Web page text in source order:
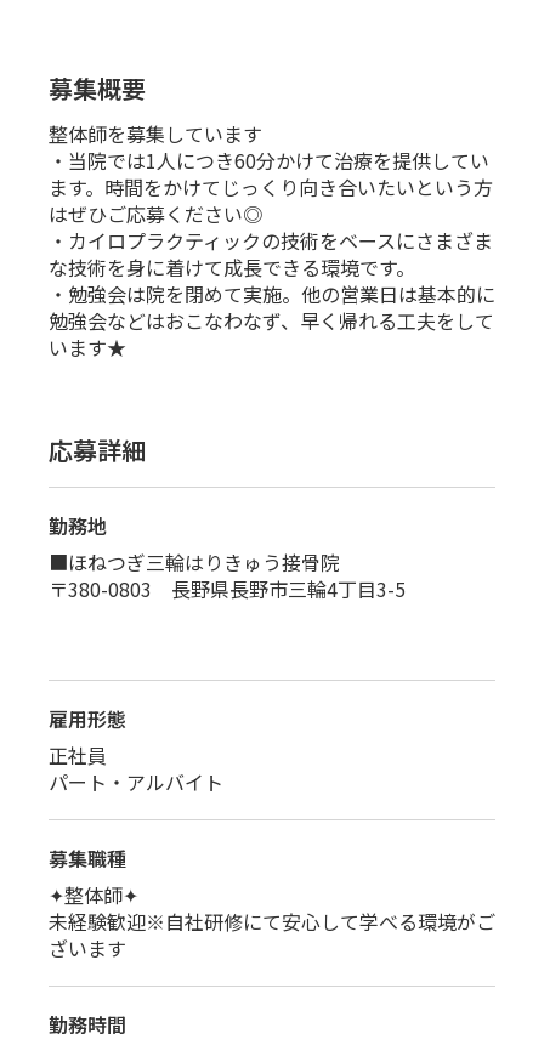
募集概要
整体師を募集しています
・当院では1人につき60分かけて治療を提供してい
ます。時間をかけてじっくり向き合いたいという方
はぜひご応募ください◎
・カイロプラクティックの技術をベースにさまざま
な技術を身に着けて成長できる環境です。
・勉強会は院を閉めて実施。他の営業日は基本的に
勉強会などはおこなわなず、早く帰れる工夫をして
います★
応募詳細
勤務地
■ほねつぎ三輪はりきゅう接骨院
〒380-0803 長野県長野市三輪4丁目3-5
雇用形態
正社員
パート・アルバイト
募集職種
✦整体師✦
未経験歓迎※自社研修にて安心して学べる環境がご
ざいます
勤務時間